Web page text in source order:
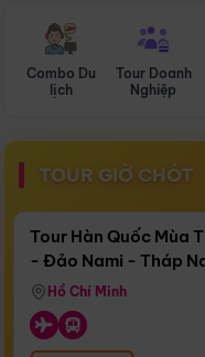
Combo Du
lịch
Tour Doanh
Nghiệp
TOUR GIỜ CHÓT
Còn15 ngày 12:12:11
Bay Sun Phuquoc
Tour Hàn Quốc Mùa
- Đảo Nami - Tháp
Airways)
Hồ Chí Minh